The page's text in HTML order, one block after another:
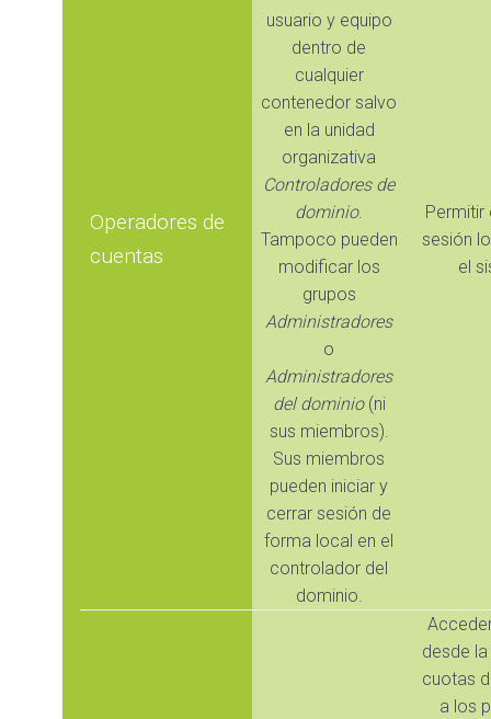
Operadores de
cuentas
usuario y equipo
dentro de
cualquier
contenedor salvo
en la unidad
organizativa
Controladores de
dominio.
Tampoco pueden
modificar los
grupos
Administradores
o
Administradores
del dominio(ni
sus miembros).
Sus miembros
pueden iniciar y
cerrar sesión de
forma local en el
controlador del
dominio.
Permitir
sesión
el
desde
cuotas
a los